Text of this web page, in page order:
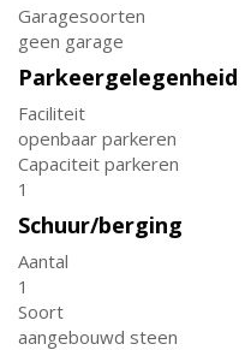
Garagesoorten
geen garage
Parkeergelegenheid
Faciliteit
openbaar parkeren
Capaciteit parkeren
1
Schuur/berging
Aantal
1
Soort
aangebouwd steen